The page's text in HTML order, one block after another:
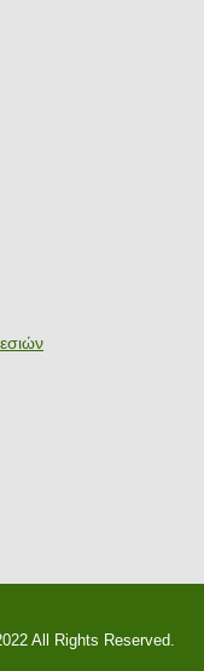
All Rights Reserved.